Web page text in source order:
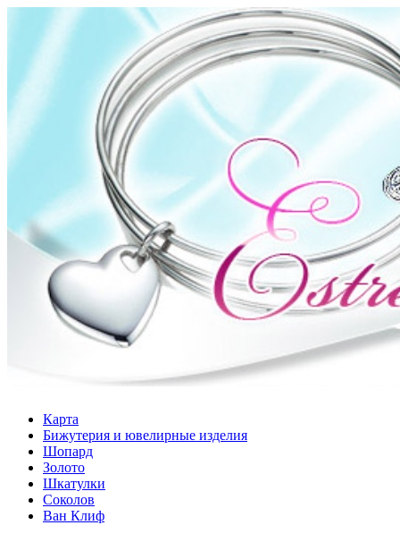
Карта
Бижутерия и ювелирные изделия
Шопард
Золото
Шкатулки
Соколов
Ван Клиф